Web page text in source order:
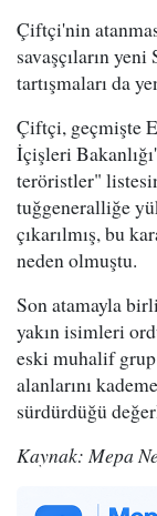
Çiftçi'nin
savaşçıların
tartışmaları da
Çiftçi, geçmişte
İçişleri
teröristler"
tuğgeneralliğe
çıkarılmış, bu
neden olmuştu.
Son atamayla
yakın isimleri
eski muhalif grup
alanlarını
sürdürdüğü
Kaynak: Mepa